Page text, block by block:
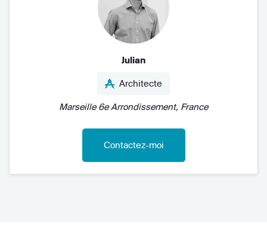
Julian
Architecte
Marseille 6e Arrondissement, France
Contactez-moi